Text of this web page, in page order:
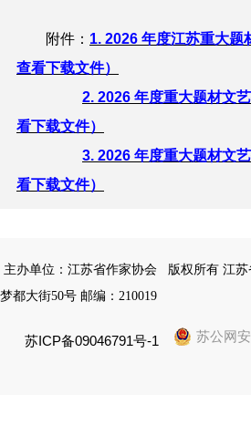
附件： 1. 2026 年度江苏重大题
查看下载文件）
2. 2026 年度重大题材文
看下载文件）
3. 2026 年度重大题材文
看下载文件）
主办单位：江苏省作家协会 版权所有 江
梦都大街50号 邮编：210019
苏ICP备09046791号-1 苏公网